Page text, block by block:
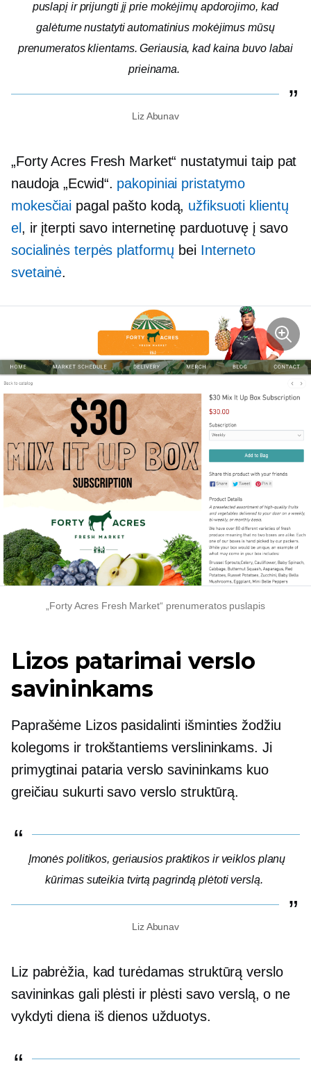
puslapį ir prijungti jį prie mokėjimų apdorojimo, kad
galėtume nustatyti automatinius mokėjimus mūsų
prenumeratos klientams. Geriausia, kad kaina buvo labai
prieinama.
Liz Abunav
„Forty Acres Fresh Market“ nustatymui taip pat
naudoja „Ecwid“. pakopiniai pristatymo
mokesčiai pagal pašto kodą, užfiksuoti klientų
el , ir įterpti savo internetinę parduotuvę į savo
socialinės terpės platformų bei Interneto
svetainė.
„Forty Acres Fresh Market“ prenumeratos puslapis
Lizos patarimai verslo
savininkams
Paprašėme Lizos pasidalinti išminties žodžiu
kolegoms ir trokštantiems verslininkams. Ji
primygtinai pataria verslo savininkams kuo
greičiau sukurti savo verslo struktūrą.
Įmonės politikos, geriausios praktikos ir veiklos planų
kūrimas suteikia tvirtą pagrindą plėtoti verslą.
Liz Abunav
Liz pabrėžia, kad turėdamas struktūrą verslo
savininkas gali plėsti ir plėsti savo verslą, o ne
vykdytidiena iš dienosužduotys.